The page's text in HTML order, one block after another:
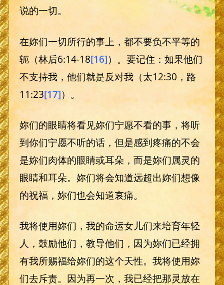
说的一切。
在妳们一切所行的事上，都不要负不平等的
轭（林后6:14-18[16]）。要记住：如果他们
不支持我，他们就是反对我（太12:30，路
11:23[17]）。
妳们的眼睛将看见妳们宁愿不看的事，将听
到你们宁愿不听的话，但是感到疼痛的不会
是妳们肉体的眼睛或耳朵，而是妳们属灵的
眼睛和耳朵。妳们将会知道远超出妳们想像
的祝福，妳们也会知道哀痛。
我将使用妳们，我的命运女儿们来培育年轻
人，鼓励他们，教导他们，因为妳们已经拥
有我所赐福给妳们的这个天性。我将使用妳
们去斥责。因为再一次，我已经把那灵放在